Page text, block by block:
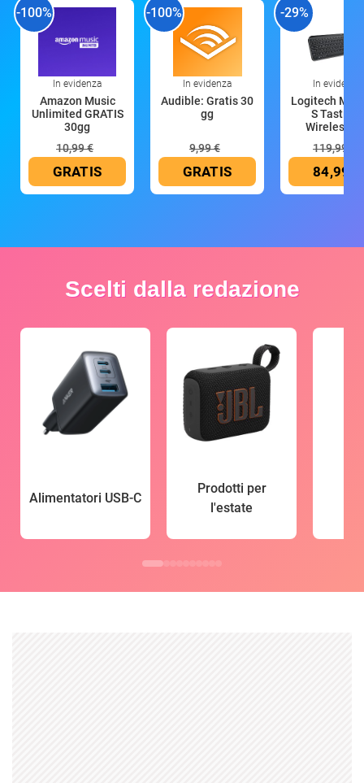
-100%
In evidenza
Amazon Music
Unlimited GRATIS
30gg
10,99 €
GRATIS
-100%
In evidenza
Audible: Gratis 30
gg
9,99 €
GRATIS
-29%
In evidenza
Logitech MX
S Tastiera
Wireless
119,99 €
84,99 €
Scelti dalla redazione
Alimentatori USB-C
Prodotti per
l'estate